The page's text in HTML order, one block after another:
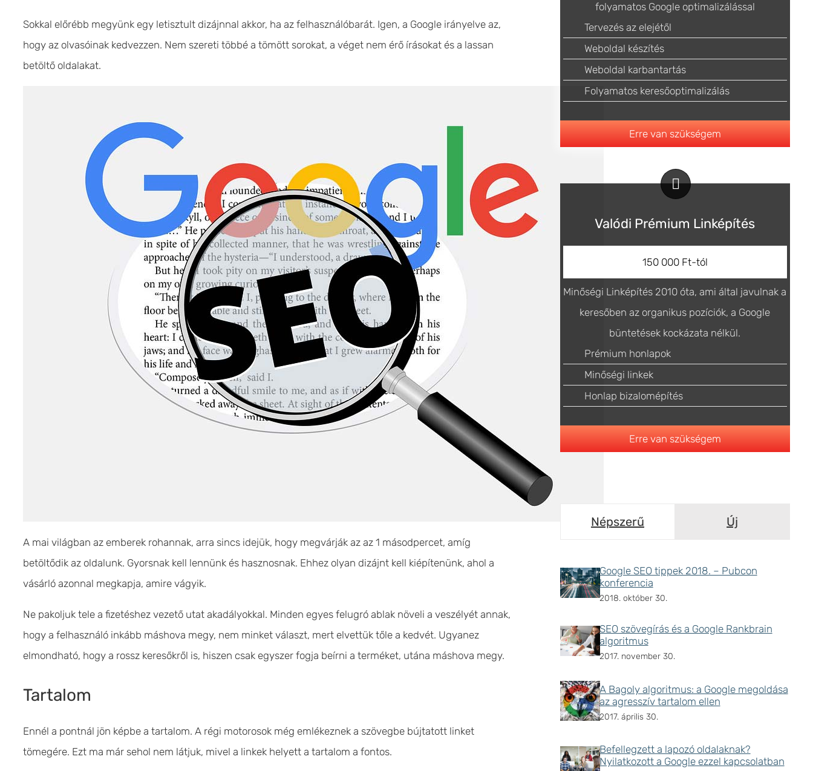
Sokkal előrébb megyünk egy letisztult dizájnnal akkor, ha az felhasználóbarát. Igen, a Google irányelve az,
hogy az olvasóinak kedvezzen. Nem szereti többé a tömött sorokat, a véget nem érő írásokat és a lassan
betöltő oldalakat.
A mai világban az emberek rohannak, arra sincs idejük, hogy megvárják az az 1 másodpercet, amíg
betöltődik az oldalunk. Gyorsnak kell lennünk és hasznosnak. Ehhez olyan dizájnt kell kiépítenünk, ahol a
vásárló azonnal megkapja, amire vágyik.
Ne pakoljuk tele a fizetéshez vezető utat akadályokkal. Minden egyes felugró ablak növeli a veszélyét annak,
hogy a felhasználó inkább máshova megy, nem minket választ, mert elvettük tőle a kedvét. Ugyanez
elmondható, hogy a rossz keresőkről is, hiszen csak egyszer fogja beírni a terméket, utána máshova megy.
Tartalom
Ennél a pontnál jön képbe a tartalom. A régi motorosok még emlékeznek a szövegbe bújtatott linket
tömegére. Ezt ma már sehol nem látjuk, mivel a linkek helyett a tartalom a fontos.
folyamatos Google optimalizálással
Tervezés az elejétől
Weboldal készítés
Weboldal karbantartás
Folyamatos keresőoptimalizálás
Erre van szükségem
Valódi Prémium Linképítés
150 000 Ft-tól
Minőségi Linképítés 2010 óta, ami által javulnak a
keresőben az organikus pozíciók, a Google
büntetések kockázata nélkül.
Prémium honlapok
Minőségi linkek
Honlap bizalomépítés
Erre van szükségem
Népszerű Új
Google SEO tippek 2018. – Pubcon
konferencia
2018. október 30.
SEO szövegírás és a Google Rankbrain
algoritmus
2017. november 30.
A Bagoly algoritmus: a Google megoldása
az agresszív tartalom ellen
2017. április 30.
Befellegzett a lapozó oldalaknak?
Nyilatkozott a Google ezzel kapcsolatban